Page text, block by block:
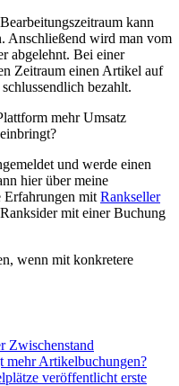
kann
Anschließend wird man vom
abgelehnt. Bei einer
Zeitraum einen Artikel auf
bezahlt.
mehr Umsatz
und werde einen
hier über meine
mit Rankseller
mit einer Buchung
wenn mit konkretere
Zwischenstand
mehr Artikelbuchungen?
veröffentlicht erste